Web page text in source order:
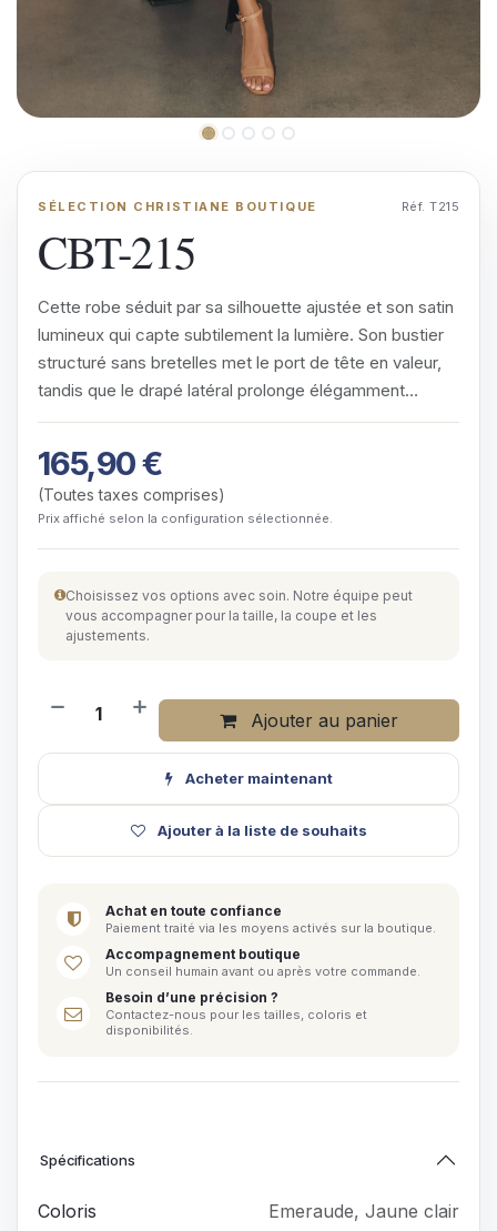
SÉLECTION CHRISTIANE BOUTIQUE Réf. T215
CBT-215
Cette robe séduit par sa silhouette ajustée et son satin
lumineux qui capte subtilement la lumière. Son bustier
structuré sans bretelles met le port de tête en valeur,
tandis que le drapé latéral prolonge élégamment…
165,90€
(Toutes taxes comprises)
Prix affiché selon la configuration sélectionnée.
Choisissez vos options avec soin. Notre équipe peut
vous accompagner pour la taille, la coupe et les
ajustements.
Ajouter au panier
Acheter maintenant
Ajouter à la liste de souhaits
Achat en toute confiance
Paiement traité via les moyens activés sur la boutique.
Accompagnement boutique
Un conseil humain avant ou après votre commande.
Besoin d’une précision ?
Contactez-nous pour les tailles, coloris et
disponibilités.
Spécifications
Coloris Emeraude, Jaune clair